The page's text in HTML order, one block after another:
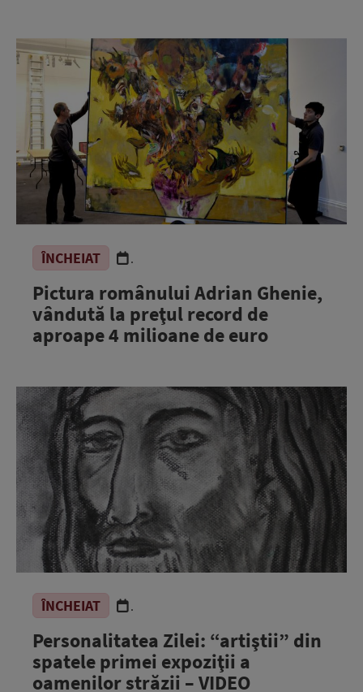
ÎNCHEIAT .
Pictura românului Adrian Ghenie,
vândută la preţul record de
aproape 4 milioane de euro
ÎNCHEIAT .
Personalitatea Zilei: “artiştii” din
spatele primei expoziţii a
oamenilor străzii – VIDEO